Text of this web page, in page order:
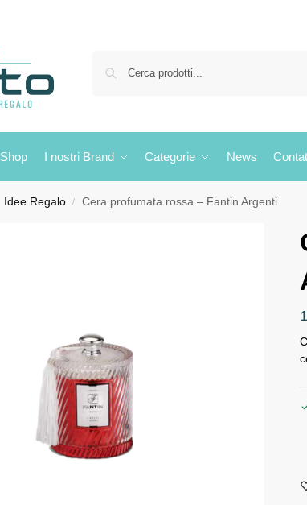
Shop I nostri Brand Categorie News
Idee Regalo / Cera profumata rossa – Fantin Argenti